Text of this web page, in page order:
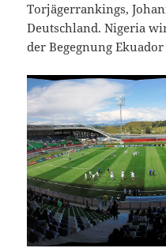
Torjägerrankings,
Deutschland. Nigeria
der Begegnung